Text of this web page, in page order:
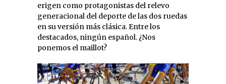
erigen como protagonistas del relevo
generacional del deporte de las dos ruedas
en su versión más clásica. Entre los
destacados, ningún español. ¿Nos
ponemos el maillot?